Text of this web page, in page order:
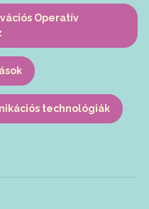
Operatív
technológiák